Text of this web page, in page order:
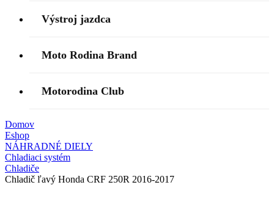
Výstroj jazdca
Moto Rodina Brand
Motorodina Club
Domov
Eshop
NÁHRADNÉ DIELY
Chladiaci systém
Chladiče
Chladič ľavý Honda CRF 250R 2016-2017